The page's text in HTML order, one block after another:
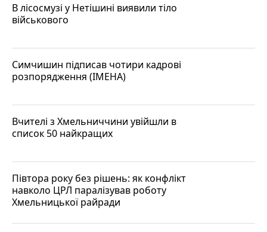
В лісосмузі у Нетішині виявили тіло
військового
Симчишин підписав чотири кадрові
розпорядження (ІМЕНА)
Вчителі з Хмельниччини увійшли в
список 50 найкращих
Півтора року без рішень: як конфлікт
навколо ЦРЛ паралізував роботу
Хмельницької райради